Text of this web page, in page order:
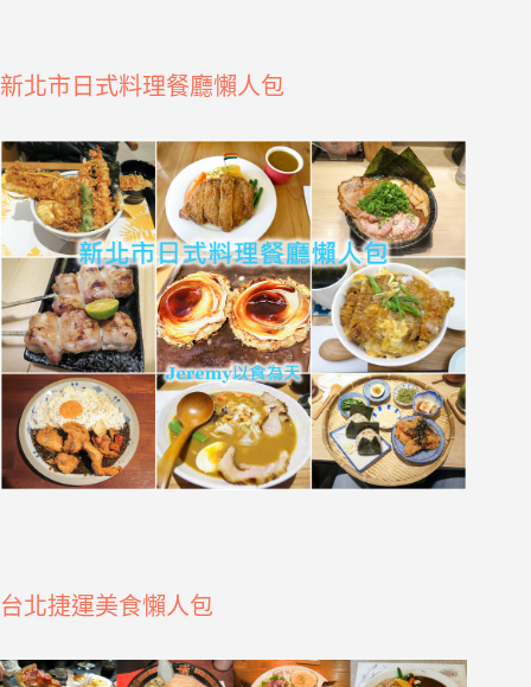
新北市日式料理餐廳懶人包
台北捷運美食懶人包